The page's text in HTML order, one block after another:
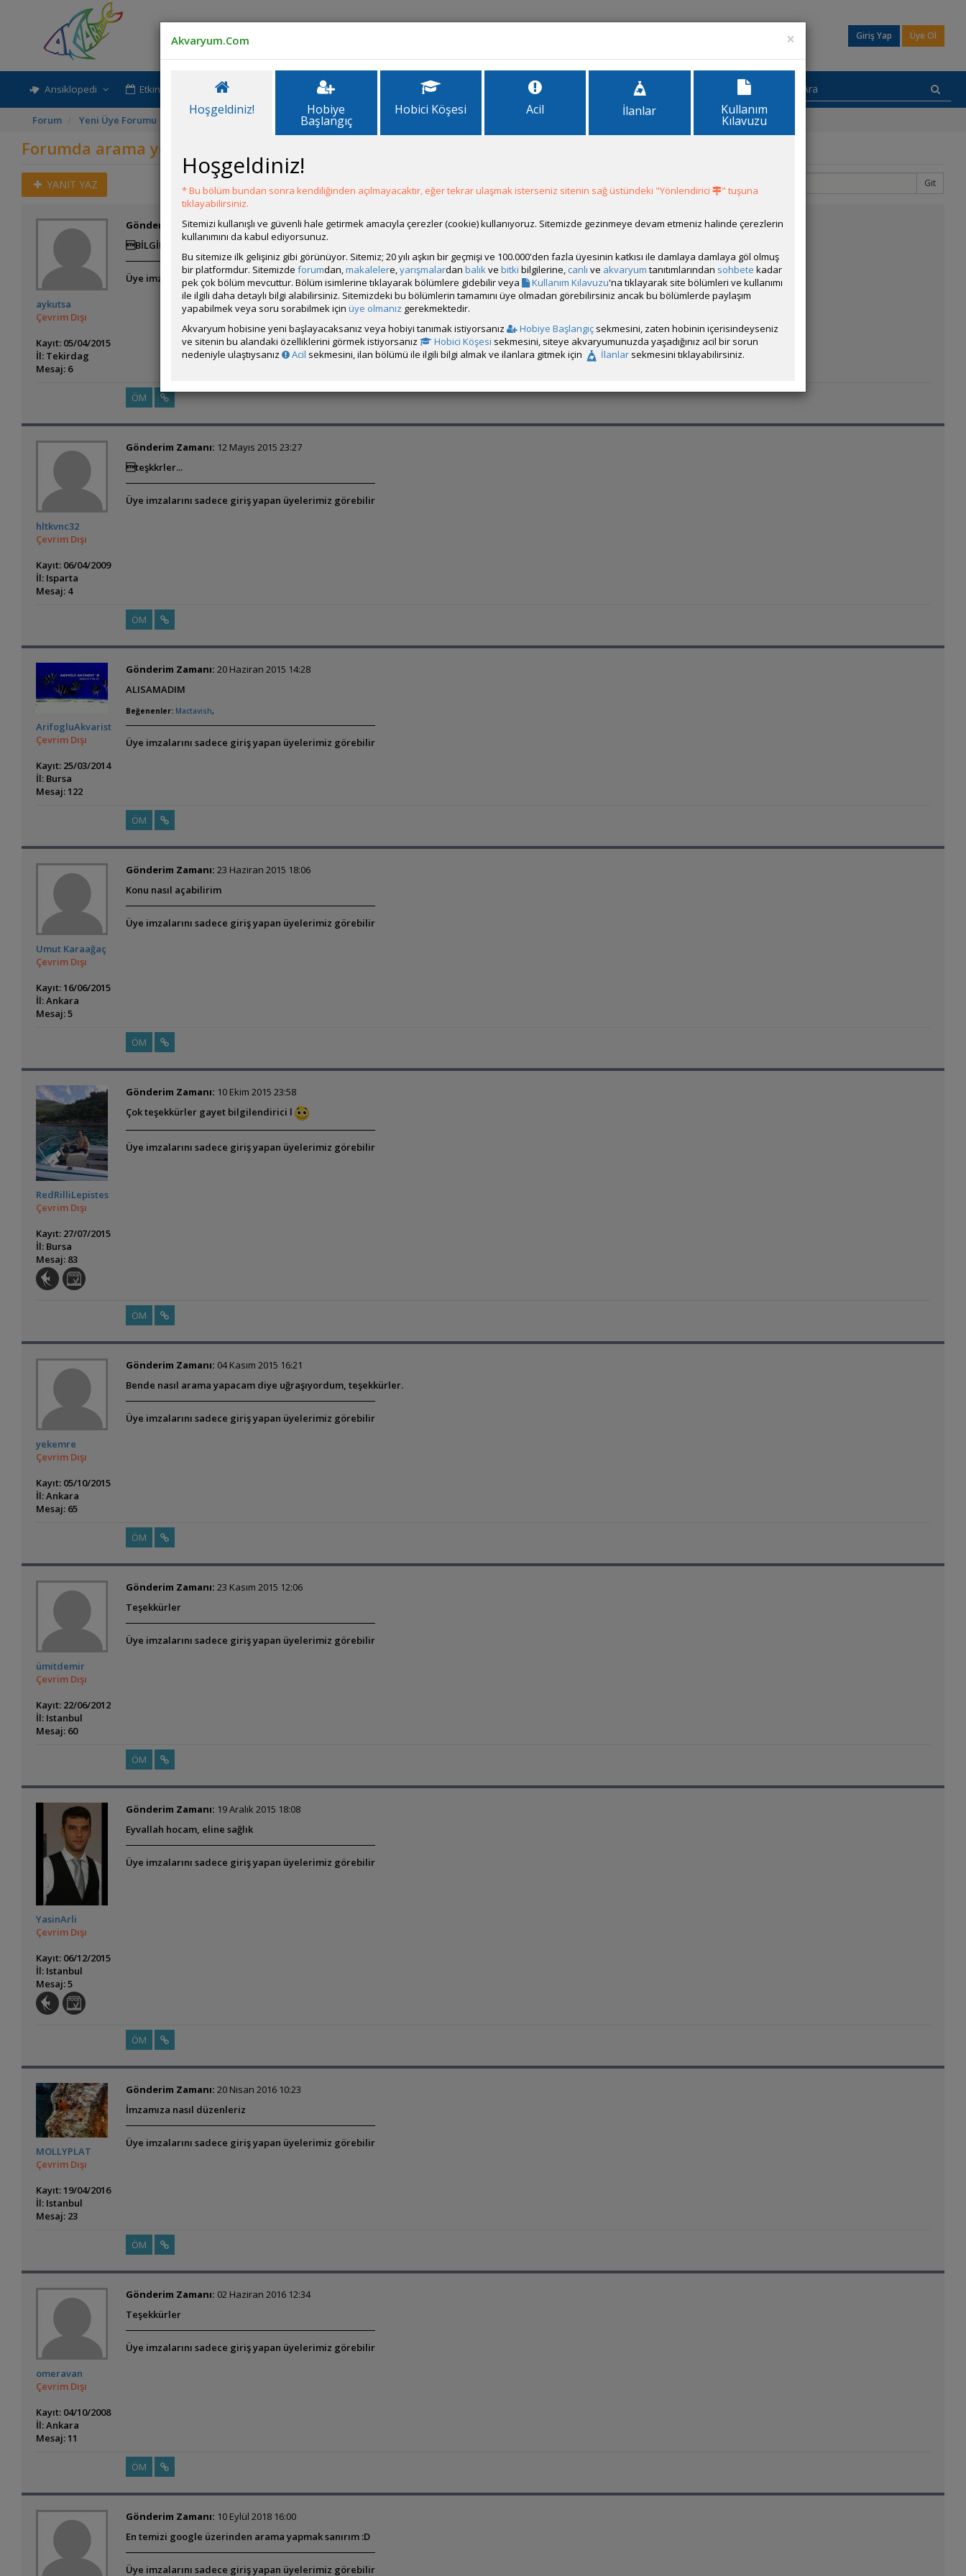
Giriş Yap Üye Ol
Ansiklopedi Etkinlik-Paylaşım İlanlar Forum
Forum Yeni Üye Forumu Forumda arama yöntemleri.
Forumda arama yöntemleri.
YANIT YAZ Git
aykutsa
Çevrim Dışı
Kayıt: 05/04/2015
İl: Tekirdag
Mesaj: 6
Gönderim Zamanı: 03 Mayıs 2015 23:17
BİLGİLENDİRME GÜZEL..
Üye imzalarını sadece giriş yapan üyelerimiz görebilir
ÖM
hltkvnc32
Çevrim Dışı
Kayıt: 06/04/2009
İl: Isparta
Mesaj: 4
Gönderim Zamanı: 12 Mayıs 2015 23:27
teşkkrler...
Üye imzalarını sadece giriş yapan üyelerimiz görebilir
ÖM
ArifogluAkvarist
Çevrim Dışı
Kayıt: 25/03/2014
İl: Bursa
Mesaj: 122
Gönderim Zamanı: 20 Haziran 2015 14:28
ALISAMADIM
Beğenenler: Mactavish,
Üye imzalarını sadece giriş yapan üyelerimiz görebilir
ÖM
Umut Karaağaç
Çevrim Dışı
Kayıt: 16/06/2015
İl: Ankara
Mesaj: 5
Gönderim Zamanı: 23 Haziran 2015 18:06
Konu nasıl açabilirim
Üye imzalarını sadece giriş yapan üyelerimiz görebilir
ÖM
RedRilliLepistes
Çevrim Dışı
Kayıt: 27/07/2015
İl: Bursa
Mesaj: 83
Gönderim Zamanı: 10 Ekim 2015 23:58
Çok teşekkürler gayet bilgilendirici l
Üye imzalarını sadece giriş yapan üyelerimiz görebilir
ÖM
yekemre
Çevrim Dışı
Kayıt: 05/10/2015
İl: Ankara
Mesaj: 65
Gönderim Zamanı: 04 Kasım 2015 16:21
Bende nasıl arama yapacam diye uğraşıyordum, teşekkürler.
Üye imzalarını sadece giriş yapan üyelerimiz görebilir
ÖM
ümitdemir
Çevrim Dışı
Kayıt: 22/06/2012
İl: Istanbul
Mesaj: 60
Gönderim Zamanı: 23 Kasım 2015 12:06
Teşekkürler
Üye imzalarını sadece giriş yapan üyelerimiz görebilir
ÖM
YasinArli
Çevrim Dışı
Kayıt: 06/12/2015
İl: Istanbul
Mesaj: 5
Gönderim Zamanı: 19 Aralık 2015 18:08
Eyvallah hocam, eline sağlık
Üye imzalarını sadece giriş yapan üyelerimiz görebilir
ÖM
MOLLYPLAT
Çevrim Dışı
Kayıt: 19/04/2016
İl: Istanbul
Mesaj: 23
Gönderim Zamanı: 20 Nisan 2016 10:23
İmzamıza nasıl düzenleriz
Üye imzalarını sadece giriş yapan üyelerimiz görebilir
ÖM
omeravan
Çevrim Dışı
Kayıt: 04/10/2008
İl: Ankara
Mesaj: 11
Gönderim Zamanı: 02 Haziran 2016 12:34
Teşekkürler
Üye imzalarını sadece giriş yapan üyelerimiz görebilir
ÖM
Gönderim Zamanı: 10 Eylül 2018 16:00
En temizi google üzerinden arama yapmak sanırım :D
Üye imzalarını sadece giriş yapan üyelerimiz görebilir
×
Akvaryum.Com
Hoşgeldiniz! Hobiye
Başlangıç
Hobici Köşesi Acil İlanlar Kullanım
Kılavuzu
Hoşgeldiniz!
* Bu bölüm bundan sonra kendiliğinden açılmayacaktır, eğer tekrar ulaşmak isterseniz sitenin sağ üstündeki "Yönlendirici
" tuşuna
tıklayabilirsiniz.
Sitemizi kullanışlı ve güvenli hale getirmek amacıyla çerezler (cookie) kullanıyoruz. Sitemizde gezinmeye devam etmeniz halinde çerezlerin
kullanımını da kabul ediyorsunuz.
Bu sitemize ilk gelişiniz gibi görünüyor. Sitemiz; 20 yılı aşkın bir geçmişi ve 100.000'den fazla üyesinin katkısı ile damlaya damlaya göl olmuş
bir platformdur. Sitemizde forumdan,makalelere,yarışmalardan balıkve bitki bilgilerine, canlı ve akvaryum tanıtımlarından sohbete kadar
pek çok bölüm mevcuttur. Bölüm isimlerine tıklayarak bölümlere gidebilir veya
Kullanım Kılavuzu'na tıklayarak site bölümleri ve kullanımı
ile ilgili daha detaylı bilgi alabilirsiniz. Sitemizdeki bu bölümlerin tamamını üye olmadan görebilirsiniz ancak bu bölümlerde paylaşım
yapabilmek veya soru sorabilmek için üye olmanız gerekmektedir.
Akvaryum hobisine yeni başlayacaksanız veya hobiyi tanımak istiyorsanız
Hobiye Başlangıç sekmesini, zaten hobinin içerisindeyseniz
ve sitenin bu alandaki özelliklerini görmek istiyorsanız
Hobici Köşesi sekmesini, siteye akvaryumunuzda yaşadığınız acil bir sorun
nedeniyle ulaştıysanız
Acil sekmesini, ilan bölümü ile ilgili bilgi almak ve ilanlara gitmek için İlanlar sekmesini tıklayabilirsiniz.